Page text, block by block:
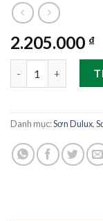
2.205.000 ₫
Sơn Lót Nội Thất
Danh mục:Sơn Dulux,